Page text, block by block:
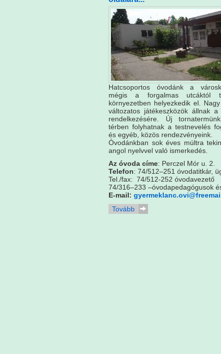
Hatcsoportos óvodánk a
mégis a forgalmas utcáktól
környezetben helyezkedik el.
változatos játékeszközök állnak a
rendelkezésére. Új
térben folyhatnak a testnevelés
és egyéb, közös rendezvényeink.
Óvodánkban sok éves múltra
angol nyelvvel való ismerkedés.
Az óvoda címe: Perczel Mór u. 2.
Telefon: 74/512–251 óvodatitkár,
Tel./fax: 74/512-252 óvodavezető
74/316–233 –óvodapedagógusok
E-mail:
Tovább